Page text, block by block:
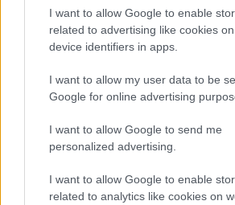
I want to allow Google to enable
related to advertising like cookies
device identifiers in apps.
I want to allow my user data to be
Google for online advertising
I want to allow Google to send me
personalized advertising.
I want to allow Google to enable
related to analytics like cookies on
Sangue, musica e
Delta Center
Meteo Olbia 9 agosto,
Salmo finisce in ospedale a
va avanti: “Sicilia, ci sono”